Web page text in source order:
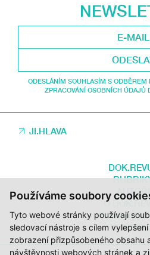
Používáme soubory
Tyto webové stránky používají
sledovací nástroje s cílem
zobrazení přizpůsobeného obsahu
návštěvnosti webových stránek a
ODESLÁNÍM SOUHLASÍM S
ZPRACOVÁNÍ OSOBNÍCH ÚDAJŮ
JI.HLAVA
AUTOŘI
O
PODPOŘTE